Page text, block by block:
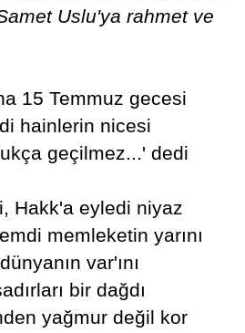
Uslu'ya rahmet ve
15 Temmuz gecesi
hainlerin nicesi
geçilmez...' dedi
Hakk'a eyledi niyaz
memleketin yarını
var'ını
bir dağdı
yağmur değil kor